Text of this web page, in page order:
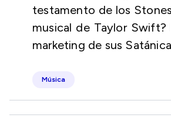
testamento de los
musical de Taylor
marketing de sus
Música